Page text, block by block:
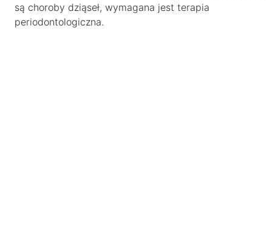
są choroby dziąseł, wymagana jest terapia
periodontologiczna.